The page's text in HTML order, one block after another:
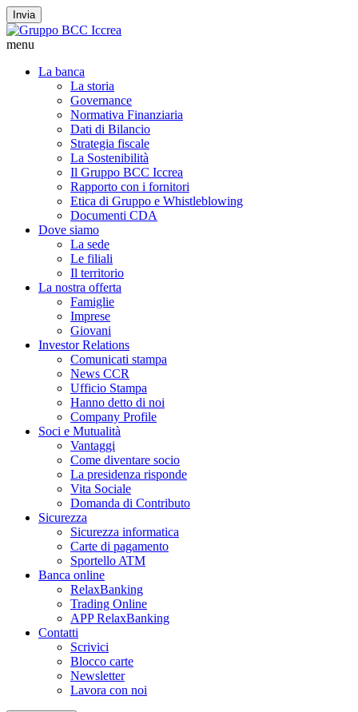
Invia
menu
La banca
La storia
Governance
Normativa Finanziaria
Dati di Bilancio
Strategia fiscale
La Sostenibilità
Il Gruppo BCC Iccrea
Rapporto con i fornitori
Etica di Gruppo e Whistleblowing
Documenti CDA
Dove siamo
La sede
Le filiali
Il territorio
La nostra offerta
Famiglie
Imprese
Giovani
Investor Relations
Comunicati stampa
News CCR
Ufficio Stampa
Hanno detto di noi
Company Profile
Soci e Mutualità
Vantaggi
Come diventare socio
La presidenza risponde
Vita Sociale
Domanda di Contributo
Sicurezza
Sicurezza informatica
Carte di pagamento
Sportello ATM
Banca online
RelaxBanking
Trading Online
APP RelaxBanking
Contatti
Scrivici
Blocco carte
Newsletter
Lavora con noi